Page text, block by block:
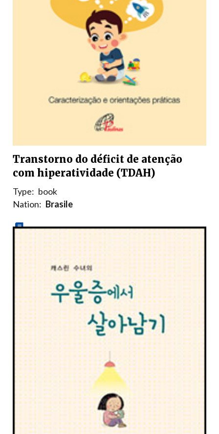
Transtorno do déficit de atenção
com hiperatividade (TDAH)
Type: book
Nation: Brasile